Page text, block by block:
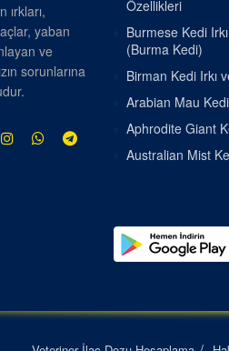
yaban
ve
sorunlarına
Özellikleri
Burmese Kedi
(Burma Kedi)
Birman Kedi Irkı
Arabian Mau
Aphrodite Giant
Australian Mist